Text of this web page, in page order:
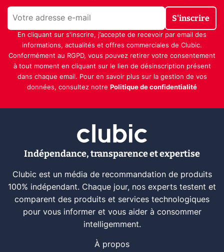
S'inscrire
En cliquant sur s'inscrire, j’accepte de recevoir par email des
informations, actualités et offres commerciales de Clubic.
Conformément au RGPD, vous pouvez retirer votre consentement
à tout moment en cliquant sur le lien de désinscription présent
dans chaque email. Pour en savoir plus sur la gestion de vos
données, consultez notre Politique de confidentialité
Indépendance, transparence et expertise
Clubic est un média de recommandation de produits
100% indépendant. Chaque jour, nos experts testent et
comparent des produits et services technologiques
pour vous informer et vous aider à consommer
intelligemment.
À propos